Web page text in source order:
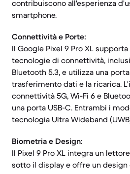
contribuiscono all'esperienza
smartphone.
Connettività e Porte:
Il Google Pixel 9 Pro XL
tecnologie di connettività, inclusi
Bluetooth 5.3, e utilizza una
trasferimento dati e la ricarica.
connettività 5G, Wi-Fi 6 e
una porta USB-C. Entrambi i
tecnologia Ultra Wideband
Biometria e Design:
Il Pixel 9 Pro XL integra un
sotto il display e offre un